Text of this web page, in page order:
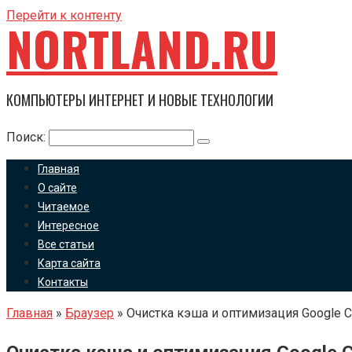
Перейти к контенту
NORTLAND.RU
КОМПЬЮТЕРЫ ИНТЕРНЕТ И НОВЫЕ ТЕХНОЛОГИИ
Поиск:
Главная
О сайте
Читаемое
Интересное
Все статьи
Карта сайта
Контакты
Главная » Браузер » Очистка кэша и оптимизация Google